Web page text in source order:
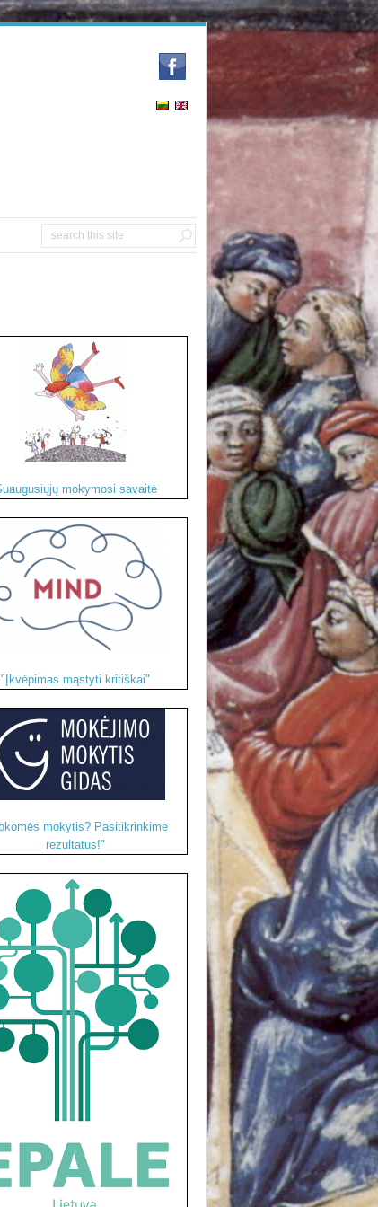
mokymosi savaitė
"Įkvėpimas mąstyti kritiškai"
mokytis? Pasitikrinkime
rezultatus!"